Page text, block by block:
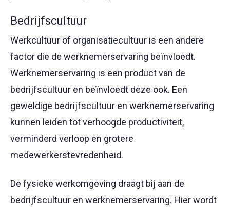
Bedrijfscultuur
Werkcultuur of organisatiecultuur is een andere
factor die de werknemerservaring beïnvloedt.
Werknemerservaring is een product van de
bedrijfscultuur en beïnvloedt deze ook. Een
geweldige bedrijfscultuur en werknemerservaring
kunnen leiden tot verhoogde productiviteit,
verminderd verloop en grotere
medewerkerstevredenheid.
De fysieke werkomgeving draagt bij aan de
bedrijfscultuur en werknemerservaring. Hier wordt